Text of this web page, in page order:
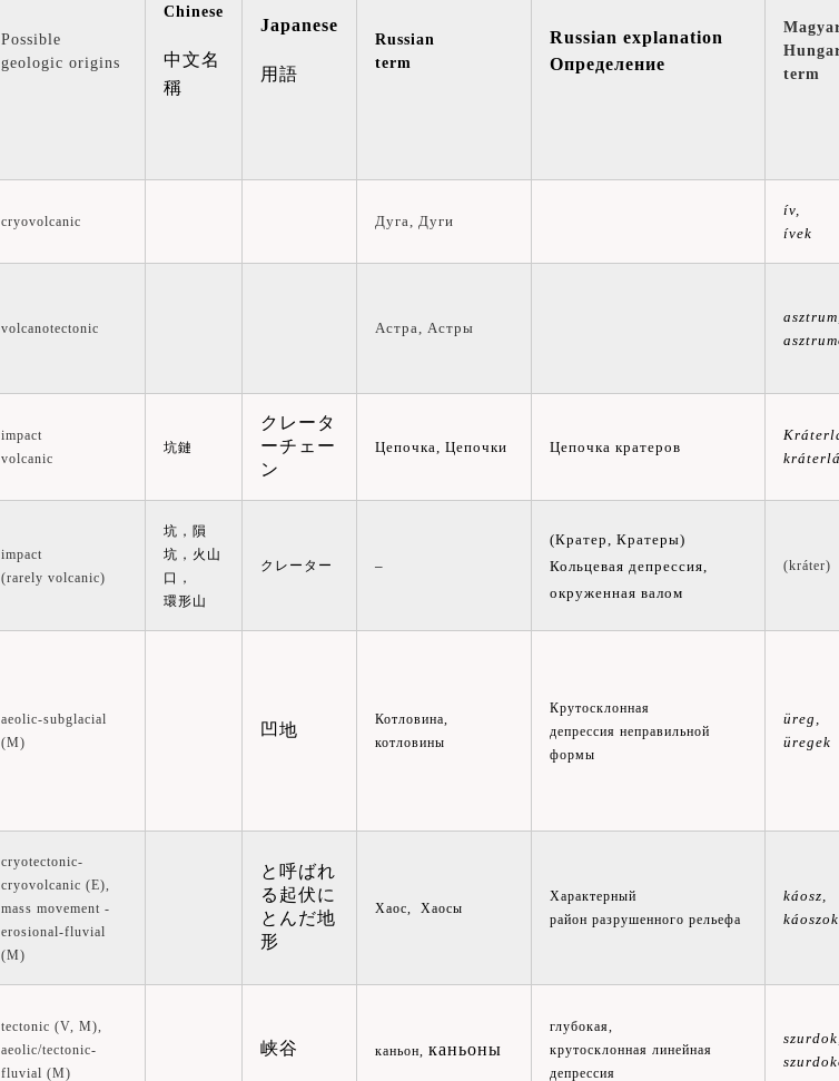
Possible
geologic origins
Chinese
中文名
稱
Japanese
用語
Russian
term
Russian explanation
Определение
term
cryovolcanic Дуга, Дуги
ív,
ívek
volcanotectonic Астра, Астры
impact
volcanic
坑鏈
クレータ
ーチェー
ン
Цепочка, Цепочки Цепочка кратеров
impact
(rarely volcanic)
坑，隕
坑，火山
口，
環形山
クレーター –
(Кратер, Кратеры)
Кольцевая депрессия,
окруженная валом
(kráter)
aeolic-subglacial
(M)
凹地
Котловина,
котловины
Крутосклонная
депрессия неправильной
формы
üreg,
üregek
cryotectonic-
cryovolcanic (E),
mass movement -
erosional-fluvial
(M)
と呼ばれ
る起伏に
とんだ地
形
Хаос, Хаосы
Характерный
район разрушенного рельефа
káosz,
káoszok
tectonic (V, M),
aeolic/tectonic-
fluvial (M)
峡谷 каньон, каньоны
глубокая,
крутосклонная линейная
депрессия